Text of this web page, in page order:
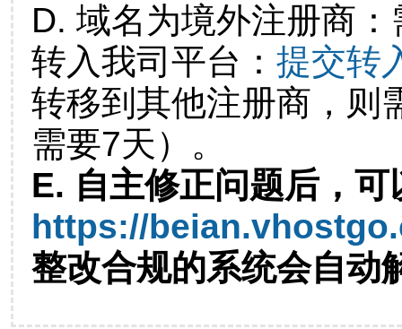
D. 域名为境外注册商
转入我司平台： 提交转
转移到其他注册商，则
需要7天）。
E. 自主修正问题后，可
https://
整改合规的系统会自动